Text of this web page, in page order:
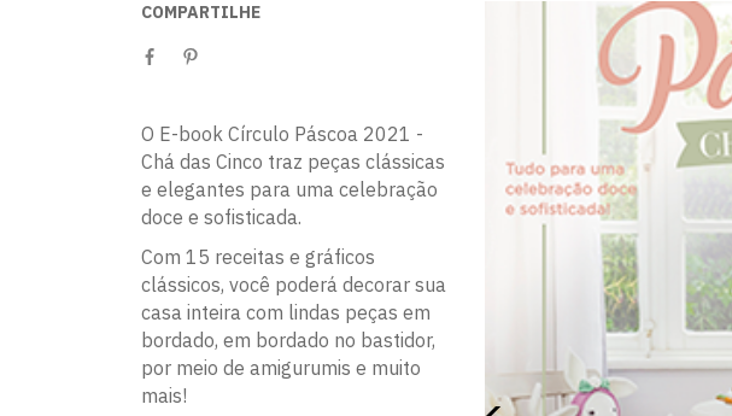
COMPARTILHE
O E-book Círculo Páscoa 2021 -
Chá das Cinco traz peças clássicas
e elegantes para uma celebração
doce e sofisticada.
Com 15 receitas e gráficos
clássicos, você poderá decorar sua
casa inteira com lindas peças em
bordado, em bordado no bastidor,
por meio de amigurumis e muito
mais!